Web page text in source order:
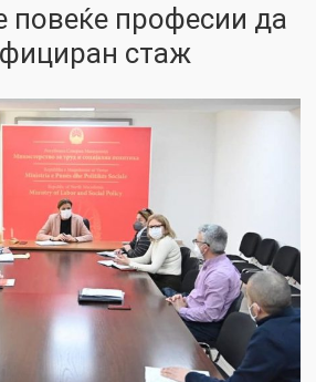
професии да
стаж